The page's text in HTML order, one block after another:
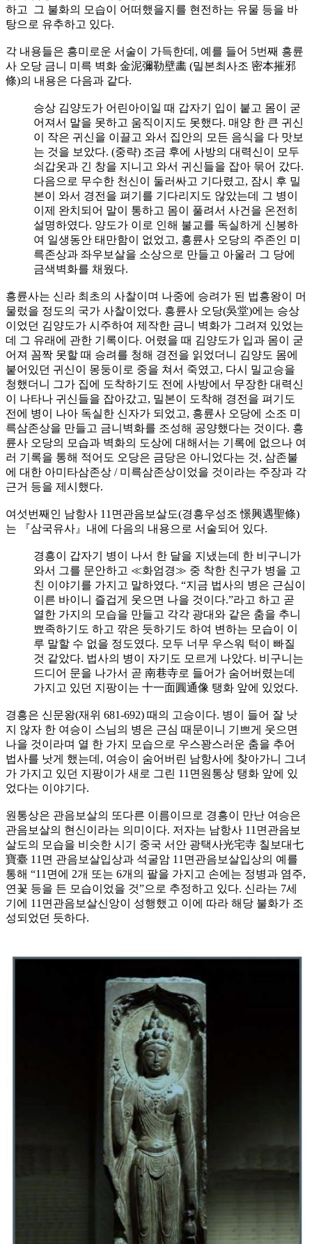
하고 그 불화의 모습이 어떠했을지를 현전하는 유물 등을 바
탕으로 유추하고 있다.
각 내용들은 흥미로운 서술이 가득한데, 예를 들어 5번째 흥륜
사 오당 금니 미륵 벽화 金泥彌勒壁畵 (밀본최사조 密本摧邪
條)의 내용은 다음과 같다.
승상 김양도가 어린아이일 때 갑자기 입이 붙고 몸이 굳
어져서 말을 못하고 움직이지도 못했다. 매양 한 큰 귀신
이 작은 귀신을 이끌고 와서 집안의 모든 음식을 다 맛보
는 것을 보았다. (중략) 조금 후에 사방의 대력신이 모두
쇠갑옷과 긴 창을 지니고 와서 귀신들을 잡아 묶어 갔다.
다음으로 무수한 천신이 둘러싸고 기다렸고, 잠시 후 밀
본이 와서 경전을 펴기를 기다리지도 않았는데 그 병이
이제 완치되어 말이 통하고 몸이 풀려서 사건을 온전히
설명하였다. 양도가 이로 인해 불교를 독실하게 신봉하
여 일생동안 태만함이 없었고, 흥륜사 오당의 주존인 미
륵존상과 좌우보살을 소상으로 만들고 아울러 그 당에
금색벽화를 채웠다.
흥륜사는 신라 최초의 사찰이며 나중에 승려가 된 법흥왕이 머
물렀을 정도의 국가 사찰이었다. 흥륜사 오당(吳堂)에는 승상
이었던 김양도가 시주하여 제작한 금니 벽화가 그려져 있었는
데 그 유래에 관한 기록이다. 어렸을 때 김양도가 입과 몸이 굳
어져 꼼짝 못할 때 승려를 청해 경전을 읽었더니 김양도 몸에
붙어있던 귀신이 몽둥이로 중을 쳐서 죽였고, 다시 밀교승을
청했더니 그가 집에 도착하기도 전에 사방에서 무장한 대력신
이 나타나 귀신들을 잡아갔고, 밀본이 도착해 경전을 펴기도
전에 병이 나아 독실한 신자가 되었고, 흥륜사 오당에 소조 미
륵삼존상을 만들고 금니벽화를 조성해 공양했다는 것이다. 흥
륜사 오당의 모습과 벽화의 도상에 대해서는 기록에 없으나 여
러 기록을 통해 적어도 오당은 금당은 아니었다는 것, 삼존불
에 대한 아미타삼존상 / 미륵삼존상이었을 것이라는 주장과 각
근거 등을 제시했다.
여섯번째인 남항사 11면관음보살도(경흥우성조 憬興遇聖條)
는 『삼국유사』내에 다음의 내용으로 서술되어 있다.
경흥이 갑자기 병이 나서 한 달을 지냈는데 한 비구니가
와서 그를 문안하고 ≪화엄경≫ 중 착한 친구가 병을 고
친 이야기를 가지고 말하였다. “지금 법사의 병은 근심이
이른 바이니 즐겁게 웃으면 나을 것이다.”라고 하고 곧
열한 가지의 모습을 만들고 각각 광대와 같은 춤을 추니
뾰족하기도 하고 깎은 듯하기도 하여 변하는 모습이 이
루 말할 수 없을 정도였다. 모두 너무 우스워 턱이 빠질
것 같았다. 법사의 병이 자기도 모르게 나았다. 비구니는
드디어 문을 나가서 곧 南巷寺로 들어가 숨어버렸는데
가지고 있던 지팡이는 十一面圓通像 탱화 앞에 있었다.
경흥은 신문왕(재위 681-692) 때의 고승이다. 병이 들어 잘 낫
지 않자 한 여승이 스님의 병은 근심 때문이니 기쁘게 웃으면
나을 것이라며 열 한 가지 모습으로 우스꽝스러운 춤을 추어
법사를 낫게 했는데, 여승이 숨어버린 남항사에 찾아가니 그녀
가 가지고 있던 지팡이가 새로 그린 11면원통상 탱화 앞에 있
었다는 이야기다.
원통상은 관음보살의 또다른 이름이므로 경흥이 만난 여승은
관음보살의 현신이라는 의미이다. 저자는 남항사 11면관음보
살도의 모습을 비슷한 시기 중국 서안 광택사光宅寺 칠보대七
寶臺 11면 관음보살입상과 석굴암 11면관음보살입상의 예를
통해 “11면에 2개 또는 6개의 팔을 가지고 손에는 정병과 염주,
연꽃 등을 든 모습이었을 것”으로 추정하고 있다. 신라는 7세
기에 11면관음보살신앙이 성행했고 이에 따라 해당 불화가 조
성되었던 듯하다.